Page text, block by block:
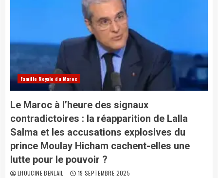
Famille Royale du Maroc
Le Maroc à l’heure des signaux
contradictoires : la réapparition de Lalla
Salma et les accusations explosives du
prince Moulay Hicham cachent-elles une
lutte pour le pouvoir ?
LHOUCINE BENLAIL 19 SEPTEMBRE 2025